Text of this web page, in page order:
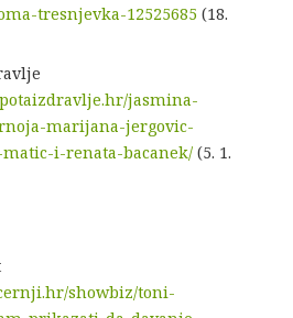
tresnjevka-12525685 (18.
jasmina-
marijana-jergovic-
i-renata-bacanek/(5. 1.
showbiz/toni-